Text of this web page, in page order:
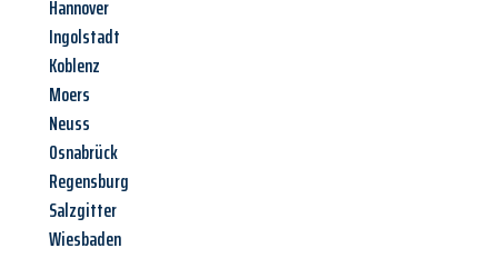
Hannover
Ingolstadt
Koblenz
Moers
Neuss
Osnabrück
Regensburg
Salzgitter
Wiesbaden